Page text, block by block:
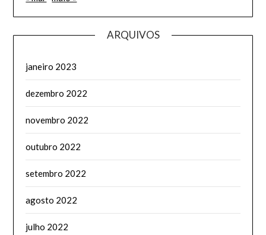
ARQUIVOS
janeiro 2023
dezembro 2022
novembro 2022
outubro 2022
setembro 2022
agosto 2022
julho 2022